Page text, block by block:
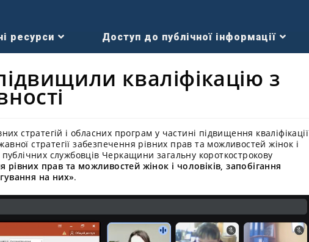
ресурси Доступ до публічної інформації
кваліфікацію з
стратегій і обласних програм у частині підвищення кваліфікації
стратегії забезпечення рівних прав та можливостей жінок і
службовців Черкащини загальну короткострокову
рівних прав та можливостей жінок і чоловіків, запобігання
на них».